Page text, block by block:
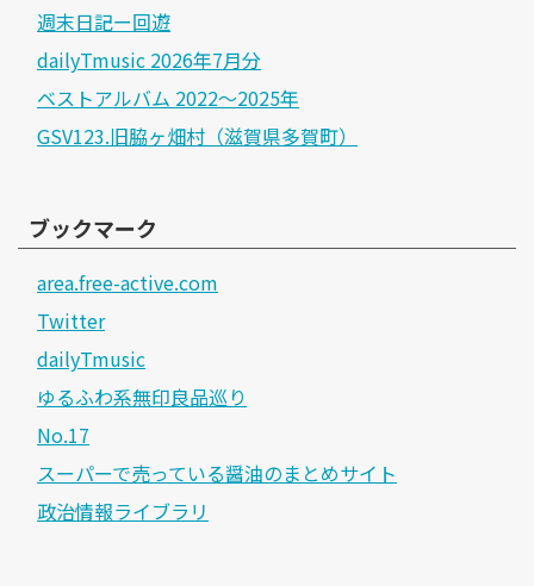
週末日記ー回遊
dailyTmusic 2026年7月分
ベストアルバム 2022～2025年
GSV123.旧脇ヶ畑村（滋賀県多賀町）
ブックマーク
area.free-active.com
Twitter
dailyTmusic
ゆるふわ系無印良品巡り
No.17
スーパーで売っている醤油のまとめサイト
政治情報ライブラリ